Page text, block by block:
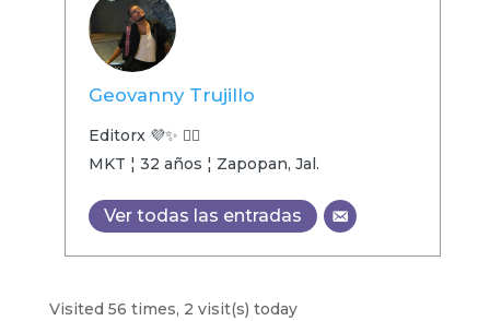
Geovanny Trujillo
Editorx 💜✨ 🏳️‍🌈
MKT ¦ 32 años ¦ Zapopan, Jal.
Ver todas las entradas
Visited 56 times, 2 visit(s) today